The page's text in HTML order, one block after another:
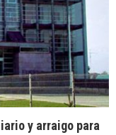
y arraigo para